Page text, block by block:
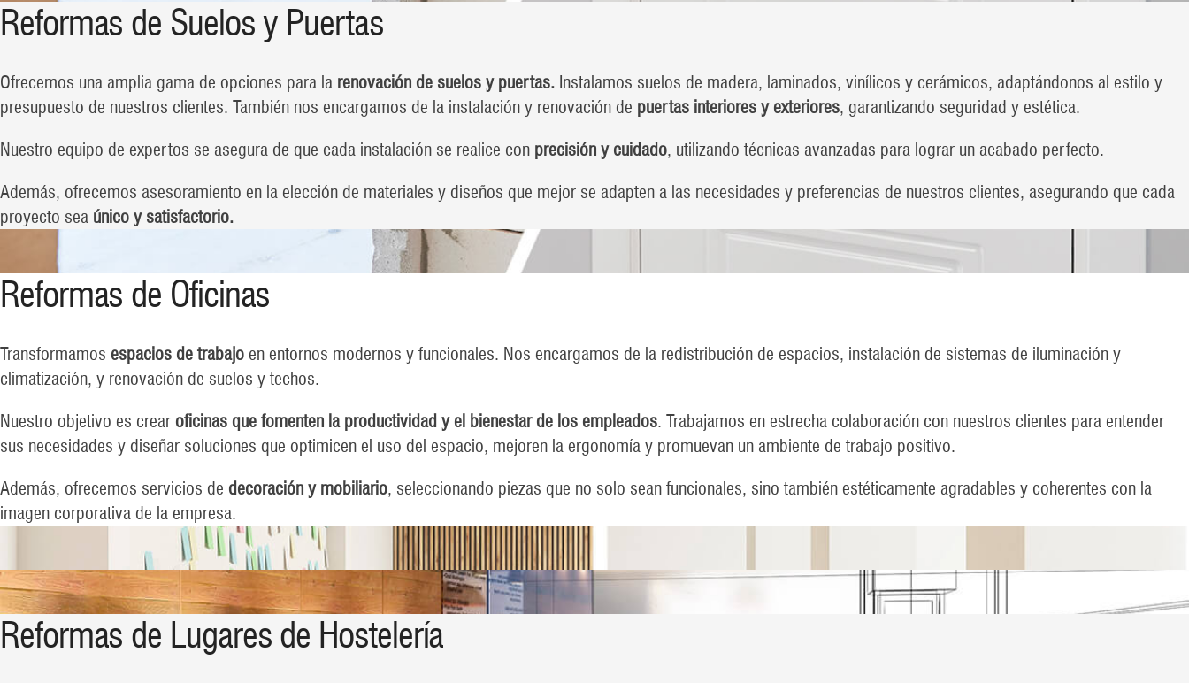
Reformas de Suelos y Puertas
Ofrecemos una amplia gama de opciones para la renovación de suelos y puertas. Instalamos suelos de madera, laminados, vinílicos y cerámicos, adaptándonos al estilo y
presupuesto de nuestros clientes. También nos encargamos de la instalación y renovación de puertas interiores y exteriores, garantizando seguridad y estética.
Nuestro equipo de expertos se asegura de que cada instalación se realice con precisión y cuidado, utilizando técnicas avanzadas para lograr un acabado perfecto.
Además, ofrecemos asesoramiento en la elección de materiales y diseños que mejor se adapten a las necesidades y preferencias de nuestros clientes, asegurando que cada
proyecto sea único y satisfactorio.
Reformas de Oficinas
Transformamos espacios de trabajo en entornos modernos y funcionales. Nos encargamos de la redistribución de espacios, instalación de sistemas de iluminación y
climatización, y renovación de suelos y techos.
Nuestro objetivo es crear oficinas que fomenten la productividad y el bienestar de los empleados. Trabajamos en estrecha colaboración con nuestros clientes para entender
sus necesidades y diseñar soluciones que optimicen el uso del espacio, mejoren la ergonomía y promuevan un ambiente de trabajo positivo.
Además, ofrecemos servicios de decoración y mobiliario, seleccionando piezas que no solo sean funcionales, sino también estéticamente agradables y coherentes con la
imagen corporativa de la empresa.
Reformas de Lugares de Hostelería